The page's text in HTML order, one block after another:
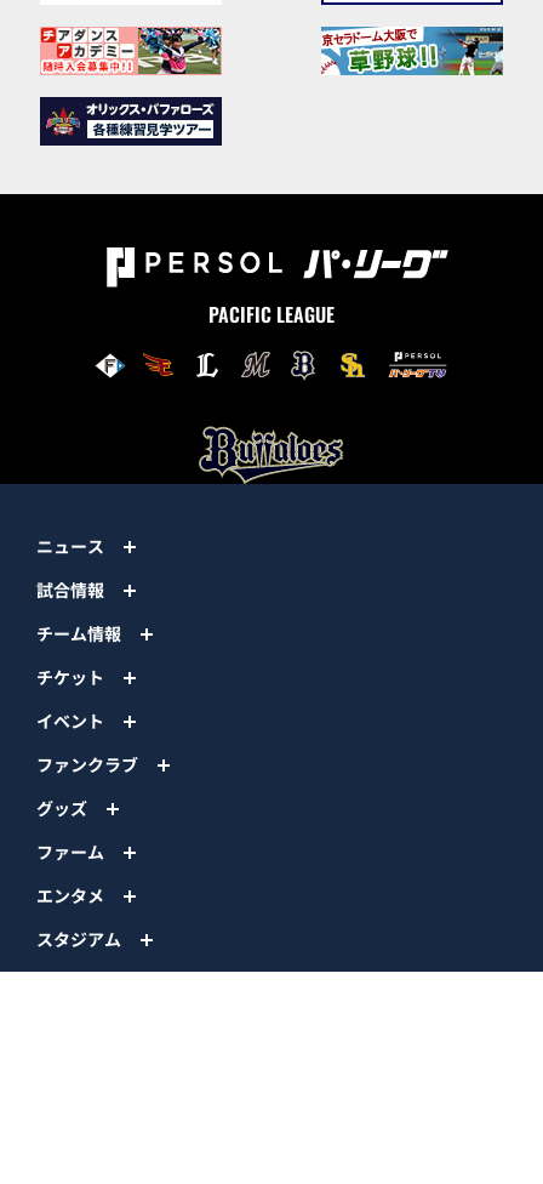
PACIFIC LEAGUE
ニュース
試合情報
チーム情報
チケット
イベント
ファンクラブ
グッズ
ファーム
エンタメ
スタジアム